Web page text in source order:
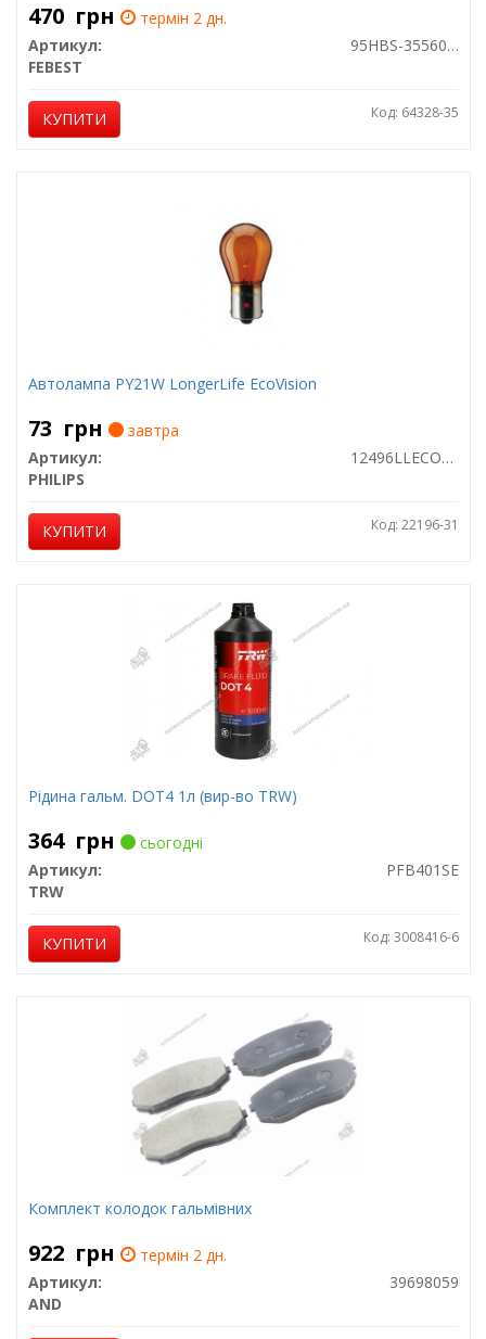
470 грн
термін 2 дн.
Артикул:
95HBS-35560916X
FEBEST
КУПИТИ Код: 64328-35
Автолампа PY21W LongerLife EcoVision
73 грн
завтра
Артикул:
12496LLECOCP
PHILIPS
КУПИТИ Код: 22196-31
Рідина гальм. DOT4 1л (вир-во TRW)
364 грн
сьогодні
Артикул:
PFB401SE
TRW
КУПИТИ Код: 3008416-6
Комплект колодок гальмівних
922 грн
термін 2 дн.
Артикул:
39698059
AND